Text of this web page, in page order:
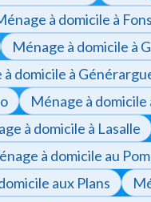
à domicile à
Ménage à domicile à
à domicile à
Ménage à domicile
à domicile à Lasalle
à domicile au
aux Plans